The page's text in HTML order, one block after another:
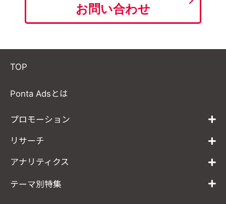
お問い合わせ
TOP
Ponta Adsとは
プロモーション
リサーチ
アナリティクス
テーマ別特集